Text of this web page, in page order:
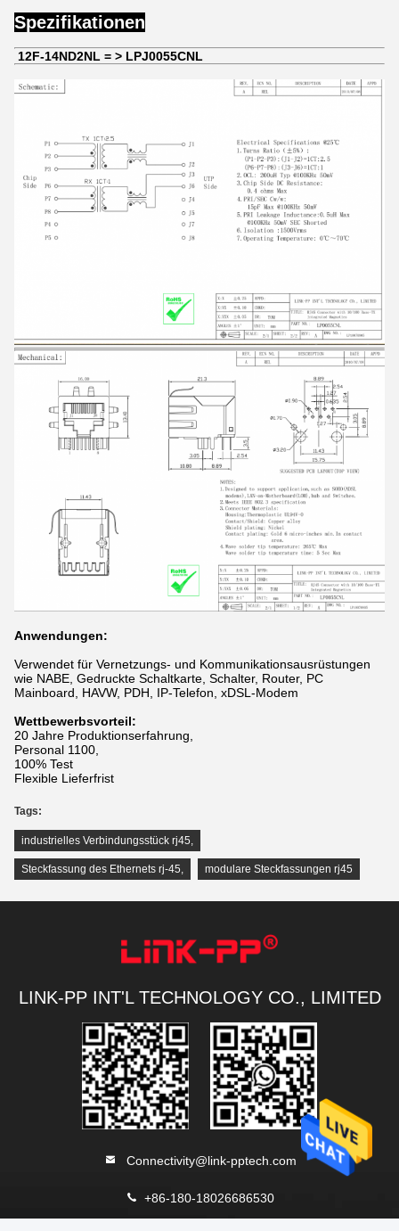
Spezifikationen
12F-14ND2NL = > LPJ0055CNL
Anwendungen:
Verwendet für Vernetzungs- und Kommunikationsausrüstungen
wie NABE, Gedruckte Schaltkarte, Schalter, Router, PC
Mainboard, HAVW, PDH, IP-Telefon, xDSL-Modem
Wettbewerbsvorteil:
20 Jahre Produktionserfahrung,
Personal 1100,
100% Test
Flexible Lieferfrist
Tags:
industrielles Verbindungsstück rj45,
Steckfassung des Ethernets rj-45, modulare Steckfassungen rj45
LINK-PP INT'L TECHNOLOGY CO., LIMITED
Connectivity@link-pptech.com
+86-180-18026686530